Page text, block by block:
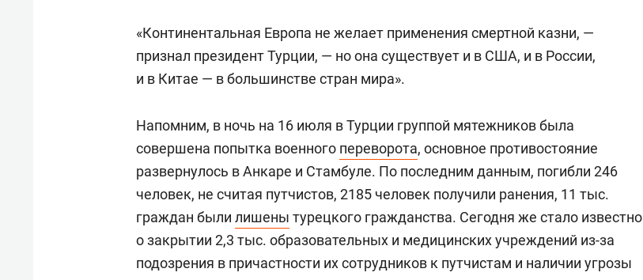
«Континентальная Европа не желает применения смертной казни, —
признал президент Турции, — но она существует и в США, и в России,
и в Китае — в большинстве стран мира».
Напомним, в ночь на 16 июля в Турции группой мятежников была
совершена попытка военного переворота, основное противостояние
развернулось в Анкаре и Стамбуле. По последним данным, погибли 246
человек, не считая путчистов, 2185 человек получили ранения, 11 тыс.
граждан были лишены турецкого гражданства. Сегодня же стало известно
о закрытии 2,3 тыс. образовательных и медицинских учреждений из-за
подозрения в причастности их сотрудников к путчистам и наличии угрозы